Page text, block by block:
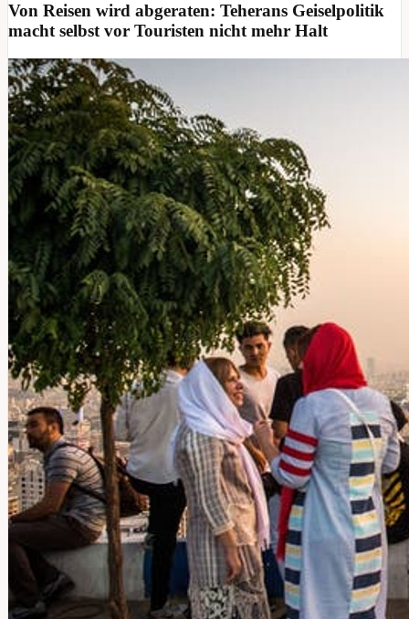
Von Reisen wird abgeraten: Teherans Geiselpolitik
macht selbst vor Touristen nicht mehr Halt